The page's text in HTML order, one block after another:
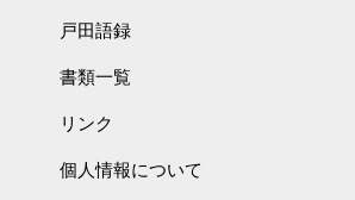
戸田語録
書類一覧
リンク
個人情報について